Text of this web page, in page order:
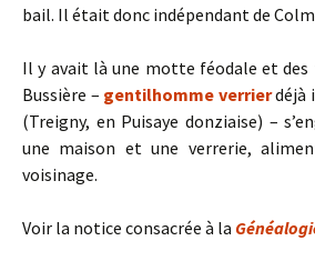
bail. Il était donc indépendant de
Il y avait là une motte féodale et des
Bussière – gentilhomme verrierdéjà
(Treigny, en Puisaye donziaise) –
une maison et une verrerie,
voisinage.
Voir la notice consacrée à la